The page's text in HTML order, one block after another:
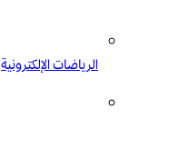
الرياضات الإلكترونية